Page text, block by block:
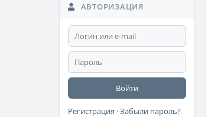
АВТОРИЗАЦИЯ
Войти
Регистрация ·Забыли пароль?